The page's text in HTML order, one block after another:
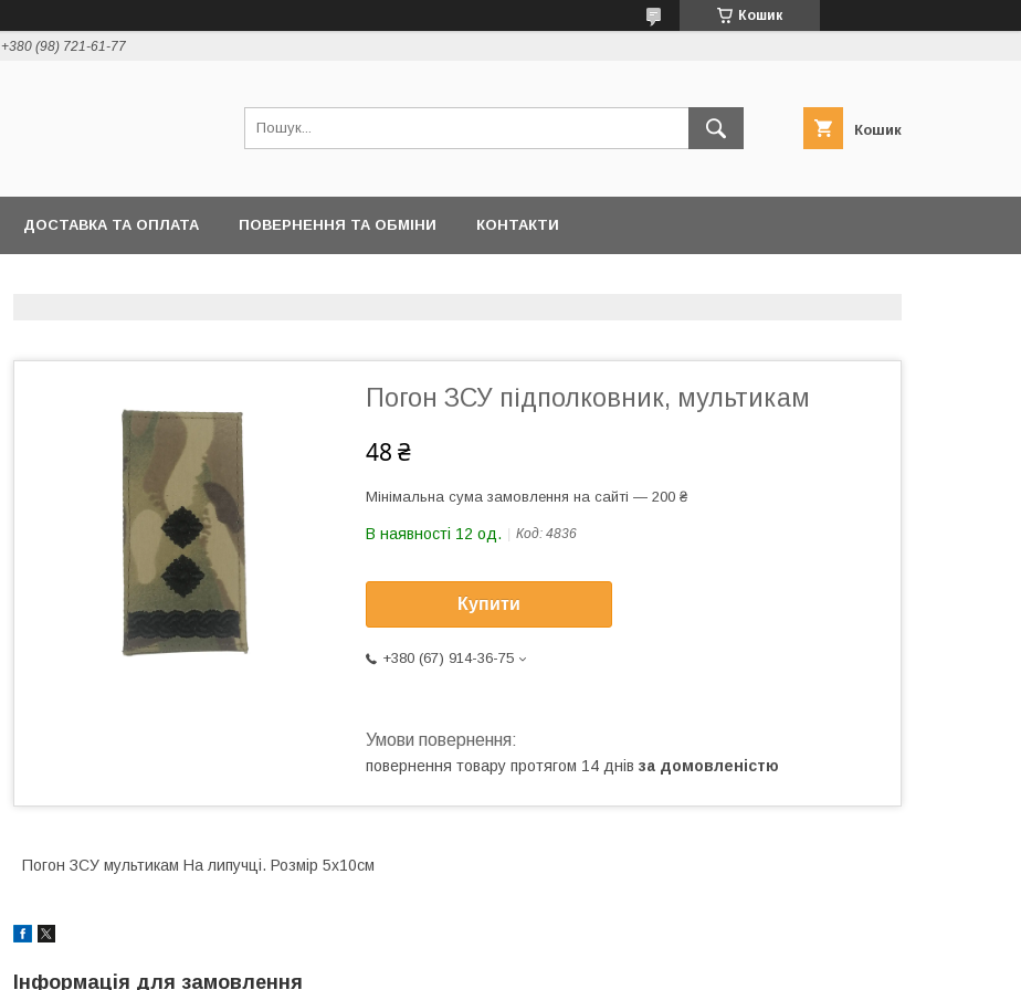
Кошик
+380 (98) 721-61-77
Кошик
ДОСТАВКА ТА ОПЛАТА ПОВЕРНЕННЯ ТА ОБМІНИ КОНТАКТИ
Погон ЗСУ підполковник, мультикам
48 ₴
Мінімальна сума замовлення на сайті — 200 ₴
В наявності 12 од. Код: 4836
Купити
+380 (67) 914-36-75
повернення товару протягом 14 днів за домовленістю
Погон ЗСУ мультикам На липучці. Розмір 5х10см
Інформація для замовлення